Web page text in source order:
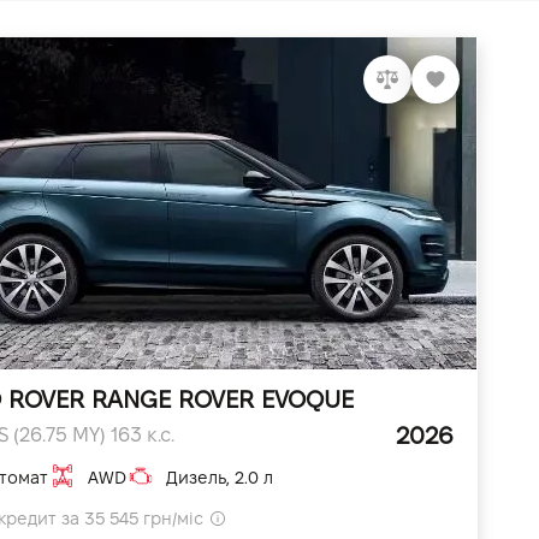
RANGE ROVER EVOQUE
(26.75 MY) 163 к.с. 2026
AWD Дизель, 2.0 л
за 35 545 грн/міс